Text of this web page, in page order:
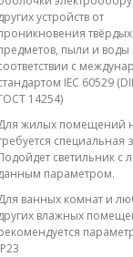
устройств от
твёрдых
пыли и воды
с
IEC 60529
14254)
жилых помещений
специальная
светильник с
параметром.
ванных комнат и
влажных